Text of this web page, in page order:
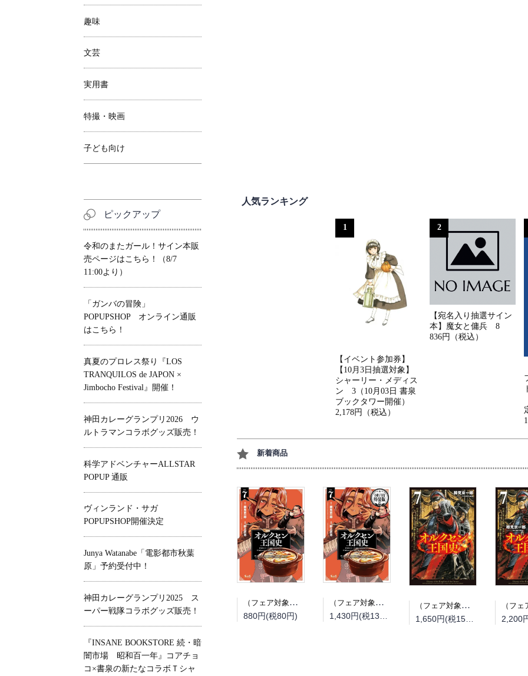
人気ランキング
1
【イベント参加券】
【10月3日抽選対象】
シャーリー・メディス
ン 3（10月03日 書泉
ブックタワー開催）
2,178円（税込）
2
【宛名入り抽選サイン
本】魔女と傭兵 8
836円（税込）
新着商品
（フェア対象商品）【予約】【特典付き】オルクセン王国史~野蛮なオークの国は、如何にして平和なエルフの国を焼き払うに至ったか~ 7（08/25頃発送予定）
880円(税80円)
（フェア対象商品）【予約】【特典付き】オルクセン王国史~野蛮なオークの国は、如何にして平和なエルフの国を焼き払うに至ったか~ 7 小冊子付き特装版（08/25頃発送予定）
（フェア対象商品）【予約】【特典付き】オルクセン王国史~野蛮なオークの国は、如何にして平和なエルフの国を焼き払うに至ったか~ 7（08/12頃発送予定）
趣味
文芸
実用書
特撮・映画
子ども向け
ピックアップ
令和のまたガール！サイン本販
売ページはこちら！（8/7
11:00より）
「ガンバの冒険」
POPUPSHOP オンライン通販
はこちら！
真夏のプロレス祭り『LOS
TRANQUILOS de JAPON ×
Jimbocho Festival』開催！
神田カレーグランプリ2026 ウ
ルトラマンコラボグッズ販売！
科学アドベンチャーALLSTAR
POPUP 通販
ヴィンランド・サガ
POPUPSHOP開催決定
Junya Watanabe「電影都市秋葉
原」予約受付中！
神田カレーグランプリ2025 ス
ーパー戦隊コラボグッズ販売！
『INSANE BOOKSTORE 続・暗
闇市場 昭和百一年』コアチョ
コ×書泉の新たなコラボＴシャ